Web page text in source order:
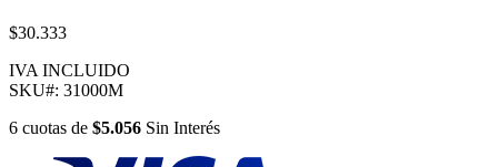
$30.333
IVA INCLUIDO
SKU#: 31000M
6 cuotas de $5.056 Sin Interés